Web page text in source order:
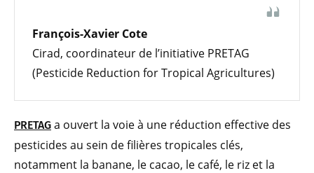
François-Xavier Cote
Cirad, coordinateur de l’initiative PRETAG
(Pesticide Reduction for Tropical Agricultures)
PRETAG a ouvert la voie à une réduction effective des
pesticides au sein de filières tropicales clés,
notamment la banane, le cacao, le café, le riz et la